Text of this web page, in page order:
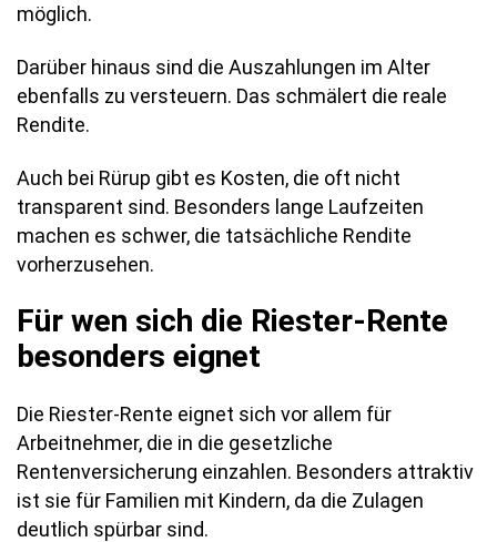
möglich.
Darüber hinaus sind die Auszahlungen im Alter
ebenfalls zu versteuern. Das schmälert die reale
Rendite.
Auch bei Rürup gibt es Kosten, die oft nicht
transparent sind. Besonders lange Laufzeiten
machen es schwer, die tatsächliche Rendite
vorherzusehen.
Für wen sich die Riester-Rente
besonders eignet
Die Riester-Rente eignet sich vor allem für
Arbeitnehmer, die in die gesetzliche
Rentenversicherung einzahlen. Besonders attraktiv
ist sie für Familien mit Kindern, da die Zulagen
deutlich spürbar sind.